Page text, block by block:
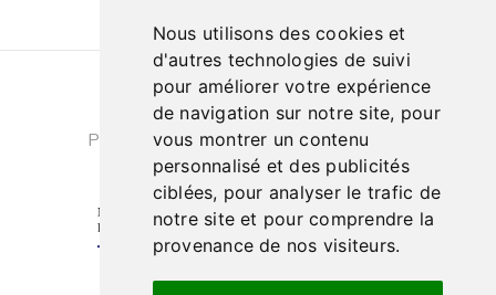
Nous utilisons des cookies et
d'autres technologies de suivi
pour améliorer votre expérience
de navigation sur notre site, pour
vous montrer un contenu
personnalisé et des publicités
ciblées, pour analyser le trafic de
notre site et pour comprendre la
provenance de nos visiteurs.
Conditions générales de ventes
|
Politique de confidentialité
| Cookies